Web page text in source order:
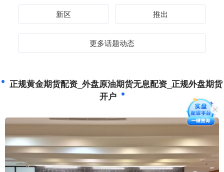
新区 推出
更多话题动态
正规黄金期货配资_外盘原油期货无息配资_正规外盘期货
开户